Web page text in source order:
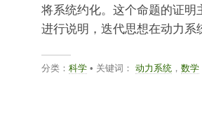
将系统约化。这个命题的证
进行说明，迭代思想在动力
分类： 科学• 关键词： 动力系统， 数学